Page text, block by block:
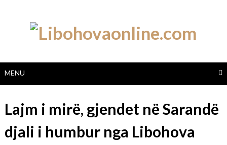
MENU
Lajm i mirë, gjendet në Sarandë
djali i humbur nga Libohova